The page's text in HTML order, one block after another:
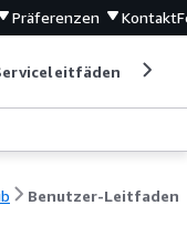
Präferenzen Kontakt
Benutzer-Leitfaden